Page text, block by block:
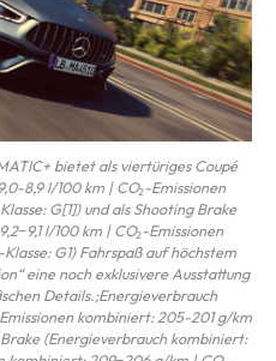
bietet als viertüriges Coupé
8,9 l/100 km | CO₂-Emissionen
G[1]) und als Shooting Brake
l/100 km | CO₂-Emissionen
G1) Fahrspaß auf höchstem
eine noch exklusivere Ausstattung
Details.;Energieverbrauch
kombiniert: 205-201 g/km
(Energieverbrauch kombiniert: